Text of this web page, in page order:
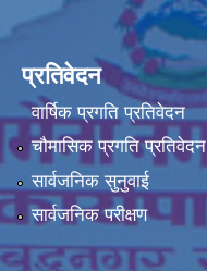
प्रतिवेदन
वार्षिक प्रगति प्रतिवेदन
चौमासिक प्रगति प्रतिवेदन
सार्वजनिक सुनुवाई
सार्वजनिक परीक्षण